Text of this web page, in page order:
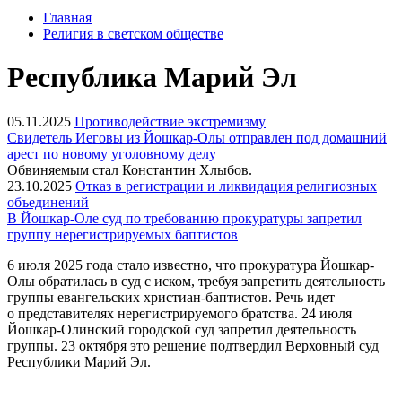
Главная
Религия в светском обществе
Республика Марий Эл
05.11.2025 Противодействие экстремизму
Свидетель Иеговы из Йошкар-Олы отправлен под домашний
арест по новому уголовному делу
Обвиняемым стал Константин Хлыбов.
23.10.2025 Отказ в регистрации и ликвидация религиозных
объединений
В Йошкар-Оле суд по требованию прокуратуры запретил
группу нерегистрируемых баптистов
6 июля 2025 года стало известно, что прокуратура Йошкар-
Олы обратилась в суд с иском, требуя запретить деятельность
группы евангельских христиан-баптистов. Речь идет
о представителях нерегистрируемого братства. 24 июля
Йошкар-Олинский городской суд запретил деятельность
группы. 23 октября это решение подтвердил Верховный суд
Республики Марий Эл.